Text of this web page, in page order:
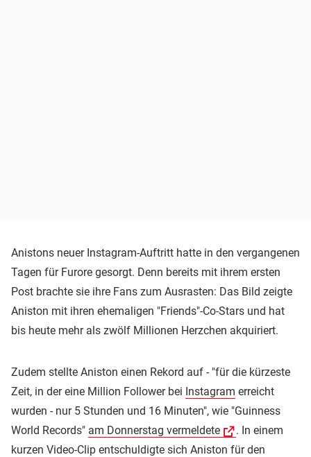
Anistons neuer Instagram-Auftritt hatte in den vergangenen
Tagen für Furore gesorgt. Denn bereits mit ihrem ersten
Post brachte sie ihre Fans zum Ausrasten: Das Bild zeigte
Aniston mit ihren ehemaligen "Friends"-Co-Stars und hat
bis heute mehr als zwölf Millionen Herzchen akquiriert.
Zudem stellte Aniston einen Rekord auf - "für die kürzeste
Zeit, in der eine Million Follower bei Instagram erreicht
wurden - nur 5 Stunden und 16 Minuten", wie "Guinness
World Records" am Donnerstag vermeldete
. In einem
kurzen Video-Clip entschuldigte sich Aniston für den